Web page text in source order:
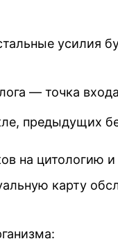
усилия
— точка
предыдущих
на цитологию
карту